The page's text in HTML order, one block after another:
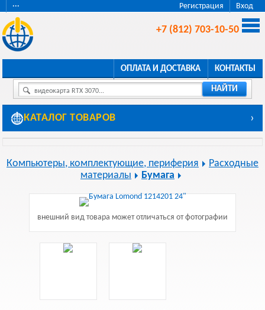
Регистрация Вход
···
+7 (812) 703-10-50
ОПЛАТА И ДОСТАВКА КОНТАКТЫ
видеокарта RTX 3070... НАЙТИ
КАТАЛОГ ТОВАРОВ ›
Компьютеры, комплектующие, периферия
Расходные
материалы
Бумага
внешний вид товара может отличаться от фотографии